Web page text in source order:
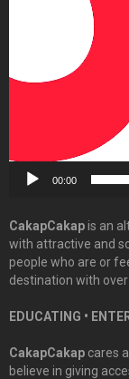
00:00
CakapCakapis an
with attractive and
people who are or
destination with
EDUCATING •
CakapCakap cares
believe in giving